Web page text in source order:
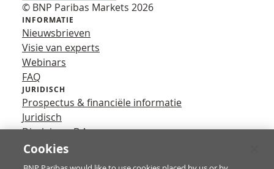
© BNP Paribas Markets 2026
INFORMATIE
Nieuwsbrieven
Visie van experts
Webinars
FAQ
JURIDISCH
Prospectus & financiële informatie
Juridisch
Disclaimer B.A.
Privacy
Cookies